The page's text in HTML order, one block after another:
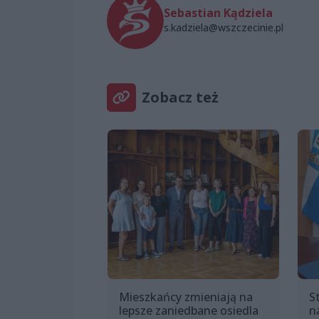
Sebastian Kądziela
s.kadziela@wszczecinie.pl
Zobacz też
Mieszkańcy zmieniają na
lepsze zaniedbane osiedla